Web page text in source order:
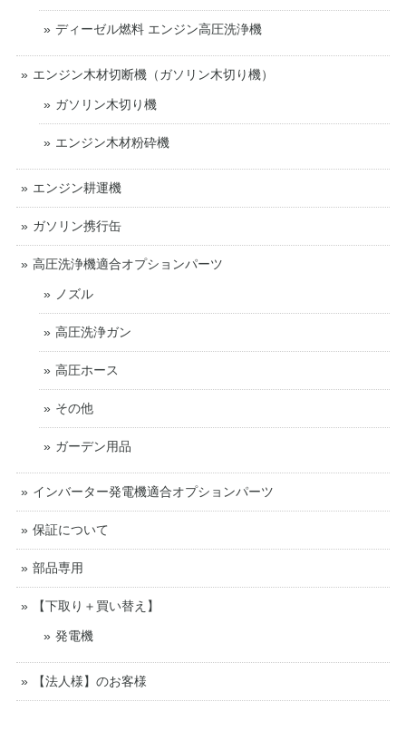
ディーゼル燃料 エンジン高圧洗浄機
エンジン木材切断機（ガソリン木切り機）
ガソリン木切り機
エンジン木材粉砕機
エンジン耕運機
ガソリン携行缶
高圧洗浄機適合オプションパーツ
ノズル
高圧洗浄ガン
高圧ホース
その他
ガーデン用品
インバーター発電機適合オプションパーツ
保証について
部品専用
【下取り＋買い替え】
発電機
【法人様】のお客様